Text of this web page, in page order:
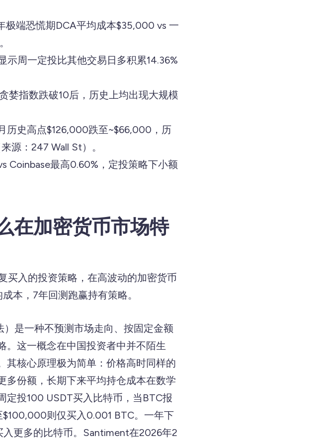
端恐慌期DCA平均成本$35,000 vs 一
周一定投比其他交易日多积累14.36%
婪指数跌破10后，历史上均出现大规模
史高点$126,000跌至~$66,000，历
源：247 Wall St）。
Coinbase最高0.60%，定投策略下小额
在加密货币市场特
买入的投资策略，在高波动的加密货币
本，7年回测跑赢持有策略。
是一种不预测市场走向、按固定金额
。这一概念在中国投资者中并不陌生
核心原理极为简单：价格高时同样的
多份额，长期下来平均持仓成本在数学
定投100 USDT买入比特币，当BTC报
则仅买入0.001 BTC。一年下
更多的比特币。Santiment在2026年2